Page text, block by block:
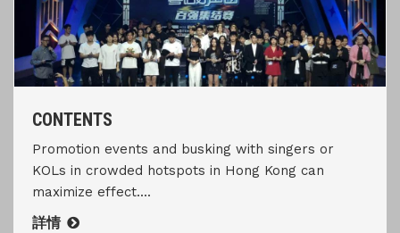
CONTENTS
Promotion events and busking with singers or
KOLs in crowded hotspots in Hong Kong can
maximize effect....
詳情